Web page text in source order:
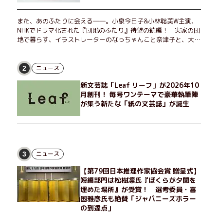
また、あのふたりに会える――。小泉今日子&小林聡美W主演、
NHKでドラマ化された『団地のふたり』待望の続編！ 実家の団
地で暮らす、イラストレーターのなっちゃんこと奈津子と、大学
げたり、部屋でふたりだけの「台湾映画祭」を催したり。50代
独身、幼なじみの変わらぬ友情とささやかな幸せの日々を描く。
2 ニュース
新文芸誌「Leaf リーフ」が2026年10
月創刊！ 毎号ワンテーマで豪華執筆陣
が集う新たな「紙の文芸誌」が誕生
3 ニュース
【第79回日本推理作家協会賞 贈呈式】
短編部門は松樹凛氏『ぼくらが夕闇を
埋めた場所』が受賞！ 選考委員・喜
国雅彦氏も絶賛「ジャパニーズホラー
の到達点」